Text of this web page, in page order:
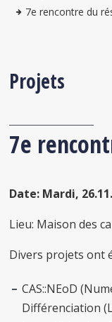
7e rencontre du
Projets
7e
Date: Mardi,
Lieu: Maison des
Divers projets ont
CAS::NEoD
Différenciation